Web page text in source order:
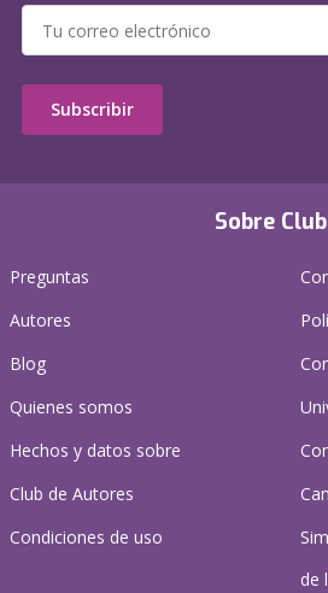
Sobre Club
Preguntas
Autores
Blog
Quienes somos
Hechos y datos sobre
Club de Autores
Condiciones de uso
de
Subscribir